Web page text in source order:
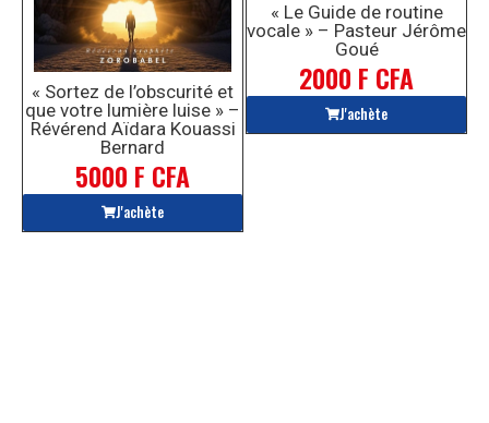
« Sortez de l’obscurité et
que votre lumière luise » –
Révérend Aïdara Kouassi
Bernard
5000 F CFA
J'achète
« Le Guide de routine
vocale » – Pasteur Jérôme
Goué
2000 F CFA
J'achète